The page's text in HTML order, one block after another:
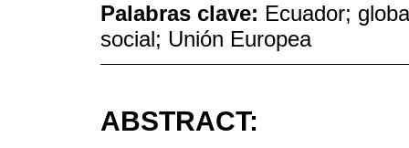
Palabras clave: Ecuador;
social; Unión Europea
ABSTRACT: